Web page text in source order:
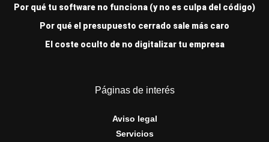
Por qué tu software no funciona (y no es culpa del código)
Por qué el presupuesto cerrado sale más caro
El coste oculto de no digitalizar tu empresa
Páginas de interés
Aviso legal
Servicios